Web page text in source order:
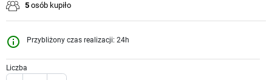
5 osób kupiło
info_outline Przybliżony czas realizacji: 24h
Liczba